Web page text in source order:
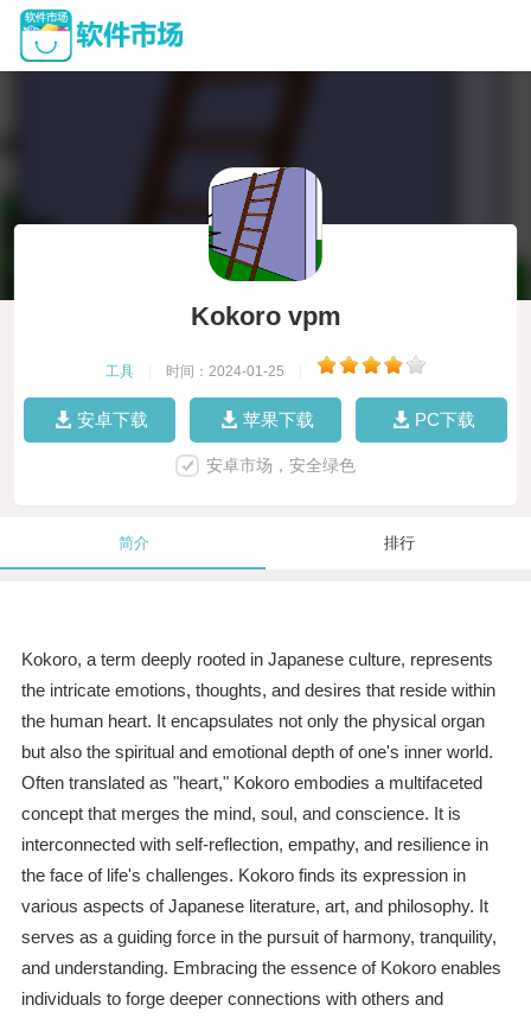
Kokoro vpm
工具 时间：2024-01-25
安卓下载 苹果下载 PC下载
安卓市场，安全绿色
简介 排行
Kokoro, a term deeply rooted in Japanese culture, represents
the intricate emotions, thoughts, and desires that reside within
the human heart. It encapsulates not only the physical organ
but also the spiritual and emotional depth of one's inner world.
Often translated as "heart," Kokoro embodies a multifaceted
concept that merges the mind, soul, and conscience. It is
interconnected with self-reflection, empathy, and resilience in
the face of life's challenges. Kokoro finds its expression in
various aspects of Japanese literature, art, and philosophy. It
serves as a guiding force in the pursuit of harmony, tranquility,
and understanding. Embracing the essence of Kokoro enables
individuals to forge deeper connections with others and